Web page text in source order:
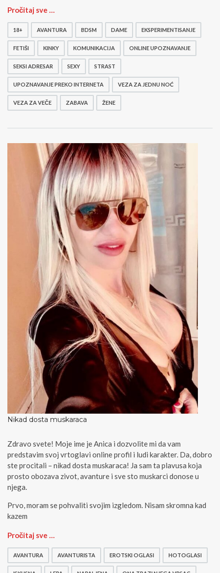
S
s
a
r
s
a
Pročitaj sve …
18+ AVANTURA BDSM DAME EKSPERIMENTISANJE
FETIŠI KINKY KOMUNIKACIJA ONLINE UPOZNAVANJE
SEKSI ADRESAR SEXY STRAST
UPOZNAVANJE PREKO INTERNETA VEZA ZA JEDNU NOĆ
VEZA ZA VEČE ZABAVA ŽENE
Nikad dosta muskaraca
Zdravo svete! Moje ime je Anica i dozvolite mi da vam
predstavim svoj vrtoglavi online profil i ludi karakter. Da, dobro
ste procitali – nikad dosta muskaraca! Ja sam ta plavusa koja
prosto obozava zivot, avanture i sve sto muskarci donose u
njega.
Prvo, moram se pohvaliti svojim izgledom. Nisam skromna kad
kazem
N
a
Pročitaj sve …
AVANTURA AVANTURISTA EROTSKI OGLASI HOTOGLASI